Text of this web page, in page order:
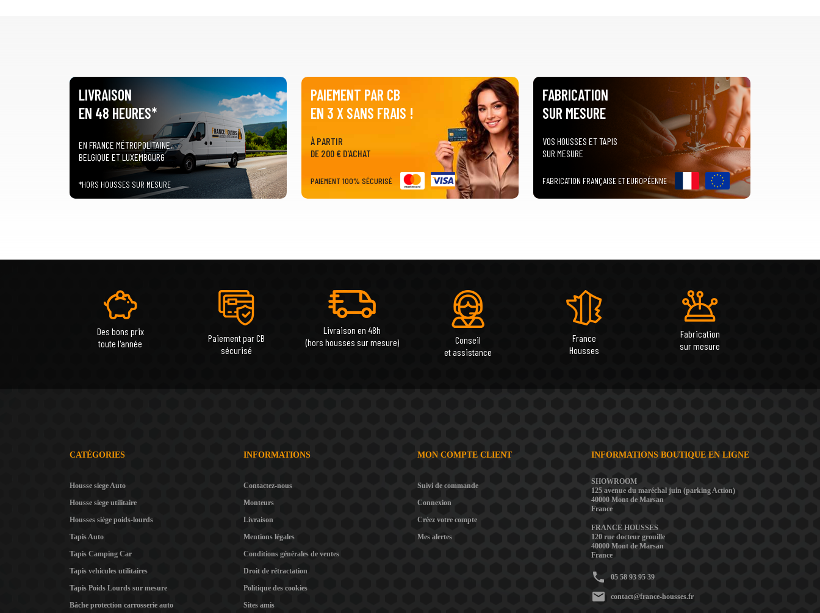
LIVRAISON
EN 48 HEURES*
EN FRANCE MÉTROPOLITAINE,
BELGIQUE ET LUXEMBOURG
*HORS HOUSSES SUR MESURE
PAIEMENT PAR CB
EN 3 X SANS FRAIS !
À PARTIR
DE 200 € D'ACHAT
PAIEMENT 100% SÉCURISÉ
FABRICATION
SUR MESURE
VOS HOUSSES ET TAPIS
SUR MESURE
FABRICATION FRANÇAISE ET EUROPÉENNE
Des bons prix
toute l'année
Paiement par CB
sécurisé
Livraison en 48h
(hors housses sur mesure)
Conseil
et assistance
France
Housses
Fabrication
sur mesure
CATÉGORIES
Housse siege Auto
Housse siege utilitaire
Housses siège poids-lourds
Tapis Auto
Tapis Camping Car
Tapis vehicules utilitaires
Tapis Poids Lourds sur mesure
Bâche protection carrosserie auto
INFORMATIONS
Contactez-nous
Monteurs
Livraison
Mentions légales
Conditions générales de ventes
Droit de rétractation
Politique des cookies
Sites amis
MON COMPTE CLIENT
Suivi de commande
Connexion
Créez votre compte
Mes alertes
INFORMATIONS BOUTIQUE EN LIGNE
SHOWROOM
125 avenue du maréchal juin (parking Action)
40000 Mont de Marsan
France
FRANCE HOUSSES
120 rue docteur grouille
40000 Mont de Marsan
France
phone 05 58 93 95 39
mail contact@france-housses.fr